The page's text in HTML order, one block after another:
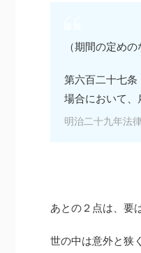
（期間の定め
第六百二十七
場合において、
明治二十九年法
あとの２点は、要
世の中は意外と狭